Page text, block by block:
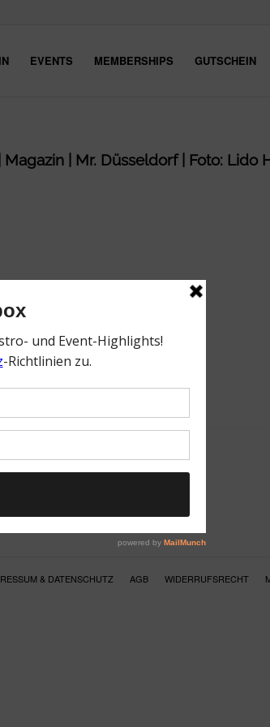
EVENTS MEMBERSHIPS GUTSCHEIN
| Mr. Düsseldorf | Foto: Lido
& DATENSCHUTZ AGB WIDERRUFSRECHT